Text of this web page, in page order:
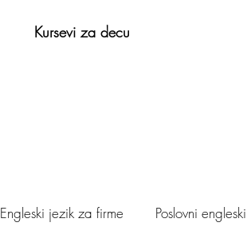
Kursevi za decu
Engleski jezik za firme Poslovni engleski